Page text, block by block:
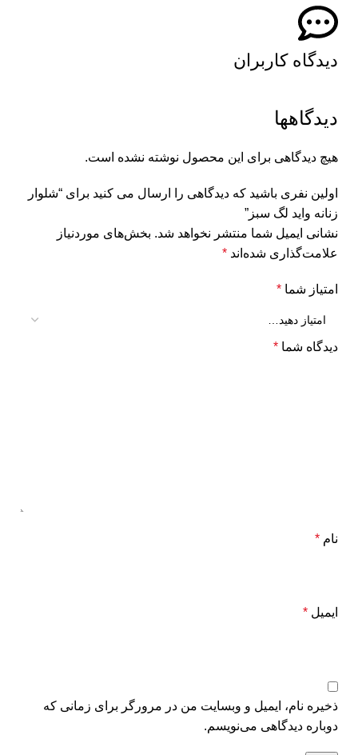
دیدگاه کاربران
دیدگاهها
هیچ دیدگاهی برای این محصول نوشته نشده است.
اولین نفری باشید که دیدگاهی را ارسال می کنید برای “شلوار
زنانه واید لگ سبز”
نشانی ایمیل شما منتشر نخواهد شد. بخش‌های موردنیاز
علامت‌گذاری شده‌اند *
امتیاز شما *
دیدگاه شما *
نام *
ایمیل *
ذخیره نام، ایمیل و وبسایت من در مرورگر برای زمانی که
دوباره دیدگاهی می‌نویسم.